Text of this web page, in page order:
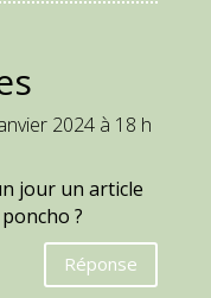
2024 à 18 h
jour un article
?
Réponse